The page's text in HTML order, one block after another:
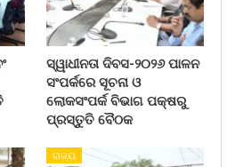
ସ୍ୱାଧୀନତା ଦିବସ-୨୦୨୬ ପାଳନ
ସଂପର୍କରେ ସୂଚନା ଓ
ଲୋକସଂପର୍କ ବିଭାଗ ପକ୍ଷରୁ
ପ୍ରସ୍ତୁତି ବୈଠକ
ରାଜ୍ୟ